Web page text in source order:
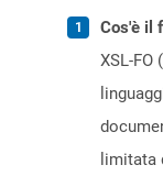
Cos'è il
XSL-
limitata